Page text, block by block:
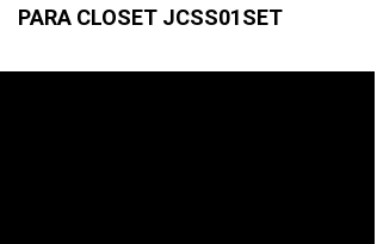
PARA CLOSET JCSS01SET